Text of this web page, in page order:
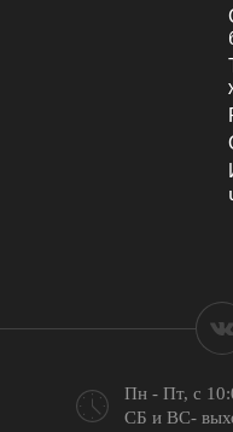
Пн - Пт, с
СБ и ВС-